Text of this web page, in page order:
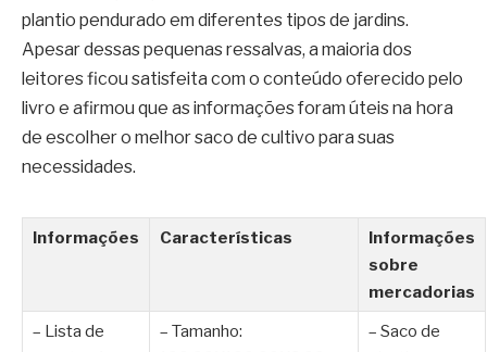
plantio pendurado em diferentes tipos de jardins.
Apesar dessas pequenas ressalvas, a maioria dos
leitores ficou satisfeita com o conteúdo oferecido pelo
livro e afirmou que as informações foram úteis na hora
de escolher o melhor saco de cultivo para suas
necessidades.
Informações Características
Informações
sobre
mercadorias
– Lista de
– Tamanho:
– Saco de